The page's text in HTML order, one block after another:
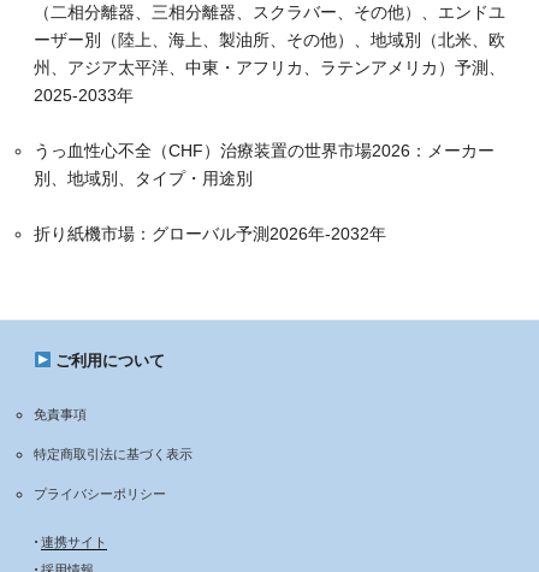
（二相分離器、三相分離器、スクラバー、その他）、エンドユ
ーザー別（陸上、海上、製油所、その他）、地域別（北米、欧
州、アジア太平洋、中東・アフリカ、ラテンアメリカ）予測、
2025-2033年
うっ血性心不全（CHF）治療装置の世界市場2026：メーカー
別、地域別、タイプ・用途別
折り紙機市場：グローバル予測2026年-2032年
ご利用について
免責事項
特定商取引法に基づく表示
プライバシーポリシー
• 連携サイト